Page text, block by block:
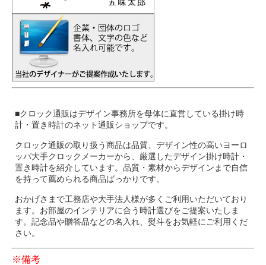
■クロック通販はデザイン事務所を母体に直営している掛け時
計・置き時計のネット通販ショップです。
クロック通販の取り扱う商品は品質、デザイン性の高いヨーロ
ッパ大手クロックメーカーから、厳選したデザイン掛け時計・
置き時計を紹介しています。品質・素材からデザインまで自信
を持って薦められる商品ばっかりです。
おかげさまで工務店や大手法人様が多くご利用いただいており
ます。お部屋のインテリアに合う時計選びをご提案いたしま
す。記念品や贈答品などの名入れ、熨斗をお気軽にご利用くだ
さい。
※備考